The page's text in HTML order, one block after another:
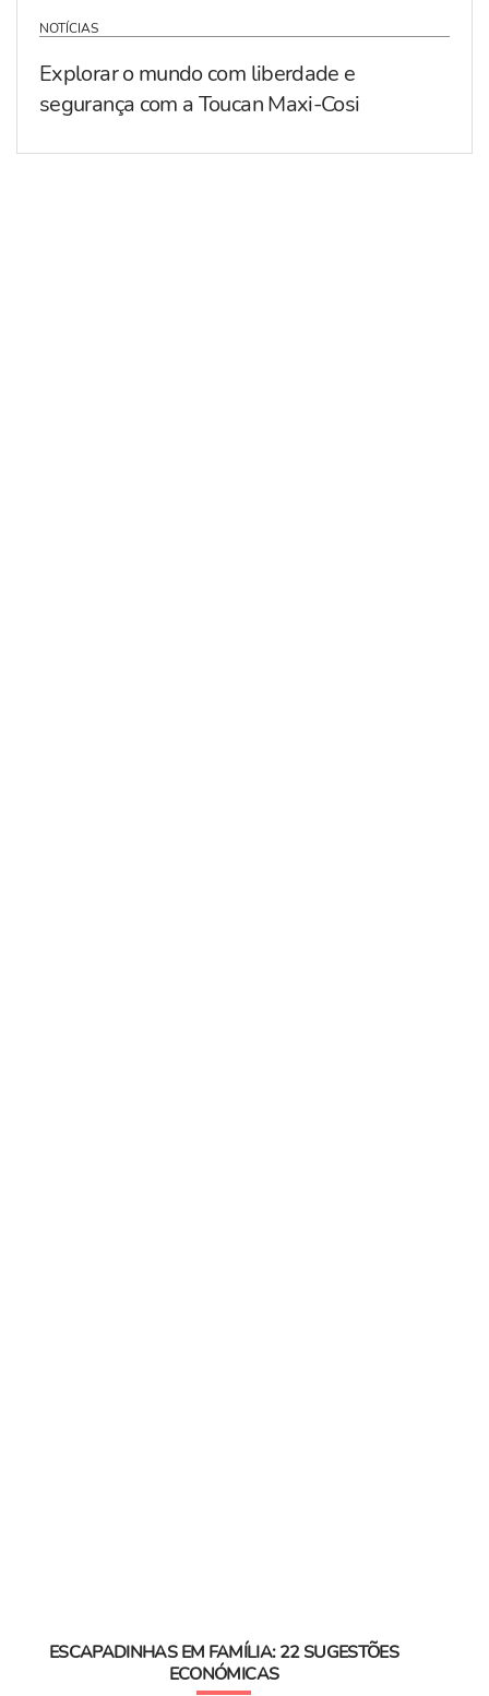
NOTÍCIAS
Explorar o mundo com liberdade e
segurança com a Toucan Maxi-Cosi
ESCAPADINHAS EM FAMÍLIA: 22 SUGESTÕES
ECONÓMICAS